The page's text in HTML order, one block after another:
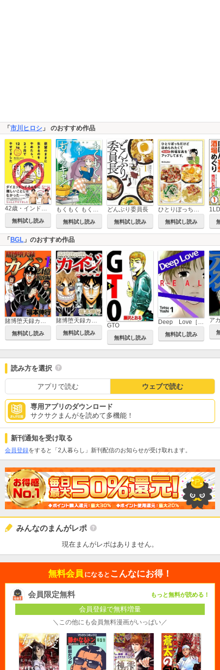
「 市川ヒロシ 」 のおすすめ作品
42歳・インドア漫画家 欲望のままに生きるのをやめたら、2ヶ月で12kgやせてました
無料試し読み
もくもく もくのキャン
無料試し読み
どんぶり委員長
無料試し読み 無料試し読み
「 BGL 」のおすすめ作品
無料試し読み
賭博堕天録カイジ ワン・ポーカー編
無料試し読み
GTO
無料試し読み
Deep Love［REAL]
無料試し読み
ア
読み方を選択
アプリで読む ウェブで読む
専用アプリのダウンロード
サクサクまんがを読めて多機能！
新刊通知を受け取る
会員登録をすると「2人暮らし」新刊配信のお知らせが受け取れます。
みんなのまんがレポ
現在まんがレポはありません。
無料会員 になると こんなにお得！
会員限定無料 もっと無料が読める！
会員登録で無料増量
＼この他にも会員無料漫画がいっぱい／